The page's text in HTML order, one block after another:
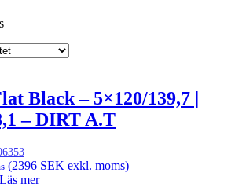
Black – 5×120/139,7 |
– DIRT A.T
(2396 SEK exkl. moms)
Läs mer